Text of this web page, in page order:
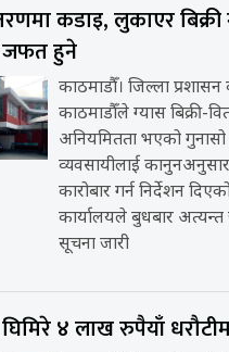
कडाइ, लुकाएर
जफत हुने
काठमाडौँ। जिल्ला प्रशासन
काठमाडौँले ग्यास बिक्री-
अनियमितता भएको
व्यवसायीलाई कानुनअनुसार
कारोबार गर्न निर्देशन
कार्यालयले बुधबार अत्यन्त
सूचना जारी
४ लाख रुपैयाँ